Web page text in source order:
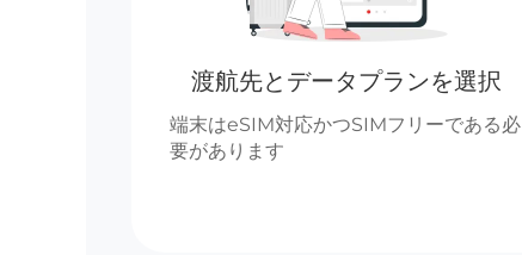
渡航先とデータプランを選択
端末はeSIM対応かつSIMフリーである必
要があります